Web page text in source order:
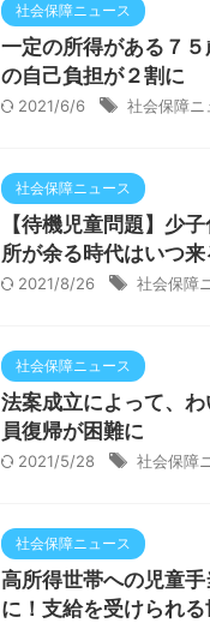
社会保障ニュース
一定の所得がある７
の自己負担が２割に
2021/6/6 社会保障ニ
社会保障ニュース
【待機児童問題】少
所が余る時代はいつ来
2021/8/26 社会保障
社会保障ニュース
法案成立によって、
員復帰が困難に
2021/5/28 社会保障
社会保障ニュース
高所得世帯への児童
に！支給を受けられる